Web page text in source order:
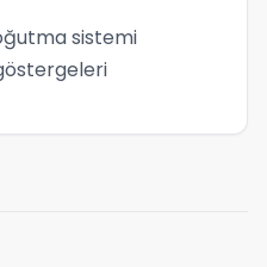
sistemi